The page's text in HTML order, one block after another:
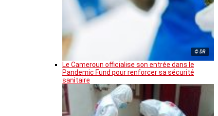
© DR
Le Cameroun officialise son entrée dans le
Pandemic Fund pour renforcer sa sécurité
sanitaire